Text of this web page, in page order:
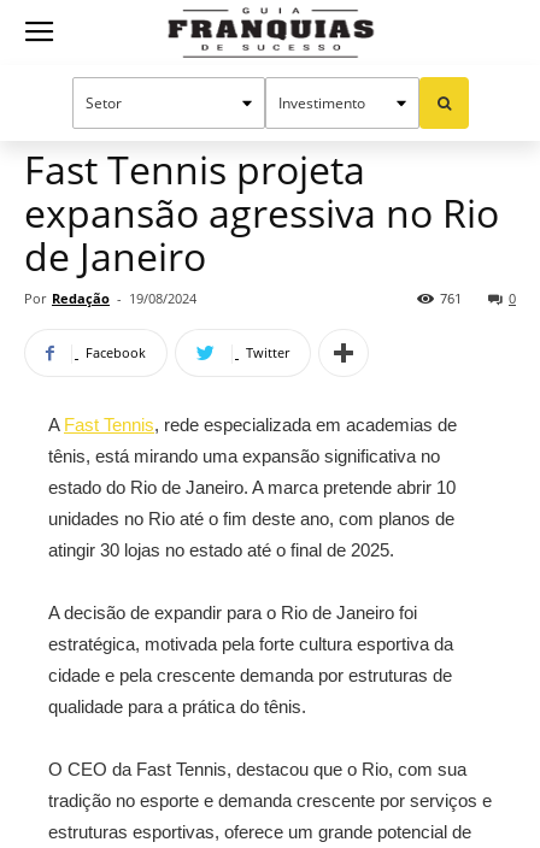
Guia
Mercado de franquias
Fast Tennis projeta
expansão agressiva no Rio
de Janeiro
Por Redação - 19/08/2024 0
761
Facebook Twitter
A Fast Tennis, rede especializada em academias de
tênis, está mirando uma expansão significativa no
estado do Rio de Janeiro. A marca pretende abrir 10
unidades no Rio até o fim deste ano, com planos de
atingir 30 lojas no estado até o final de 2025.
A decisão de expandir para o Rio de Janeiro foi
estratégica, motivada pela forte cultura esportiva da
cidade e pela crescente demanda por estruturas de
qualidade para a prática do tênis.
O CEO da Fast Tennis, destacou que o Rio, com sua
tradição no esporte e demanda crescente por serviços e
estruturas esportivas, oferece um grande potencial de